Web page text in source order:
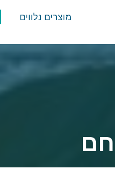
מוצרים נלווים
חם